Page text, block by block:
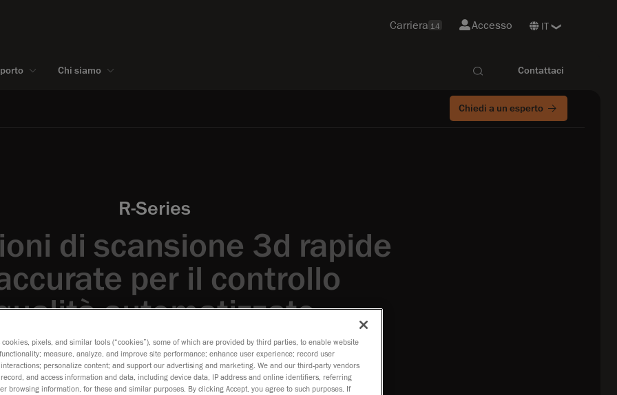
Carriera 14 Accesso
Chi siamo Contattaci
Chiedi a un esperto
R-Series
di scansione 3d rapide
per il controllo
automatizzato
cookies, pixels, and similar tools (“cookies”), some of which are provided by third parties, to enable website
measure, analyze, and improve site performance; enhance user experience; record user
personalize content; and support our advertising and marketing. We and our third-party vendors
and access information and data, including device data, IP address and online identifiers, referring
browsing information, for these and similar purposes. By clicking Accept, you agree to such purposes. If